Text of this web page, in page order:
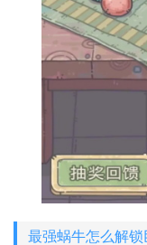
最强蜗牛怎么解锁